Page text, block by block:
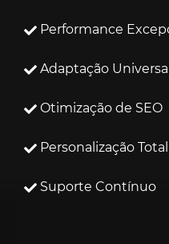
Performance
Adaptação
Otimização de SEO
Personalização Total
Suporte Contínuo